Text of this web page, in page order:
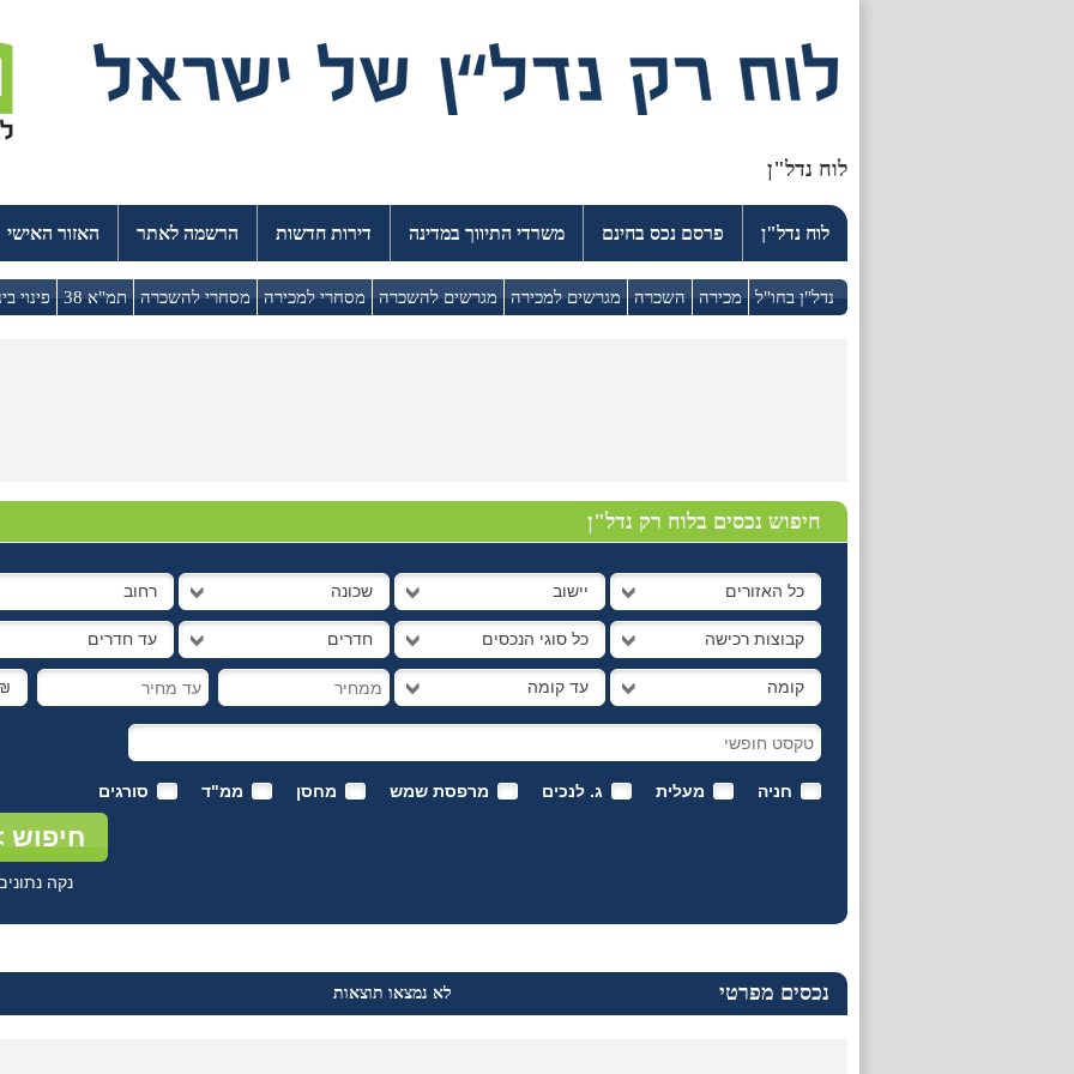
לוח נדל"ן
לוח נדל"ן פרסם נכס בחינם משרדי התיווך במדינה דירות חדשות הרשמה לאתר האזור האישי
נדל"ן בחו"ל מכירה השכרה מגרשים למכירה מגרשים להשכרה מסחרי למכירה מסחרי להשכרה תמ"א 38 פינוי
חיפוש נכסים בלוח רק נדל"ן
כל האזורים יישוב שכונה רחוב
קבוצות רכישה כל סוגי הנכסים חדרים עד חדרים
קומה עד קומה
חניה מעלית ג. לנכים מרפסת שמש מחסן ממ"ד סורגים
נקה
נכסים מפרטי לא נמצאו תוצאות